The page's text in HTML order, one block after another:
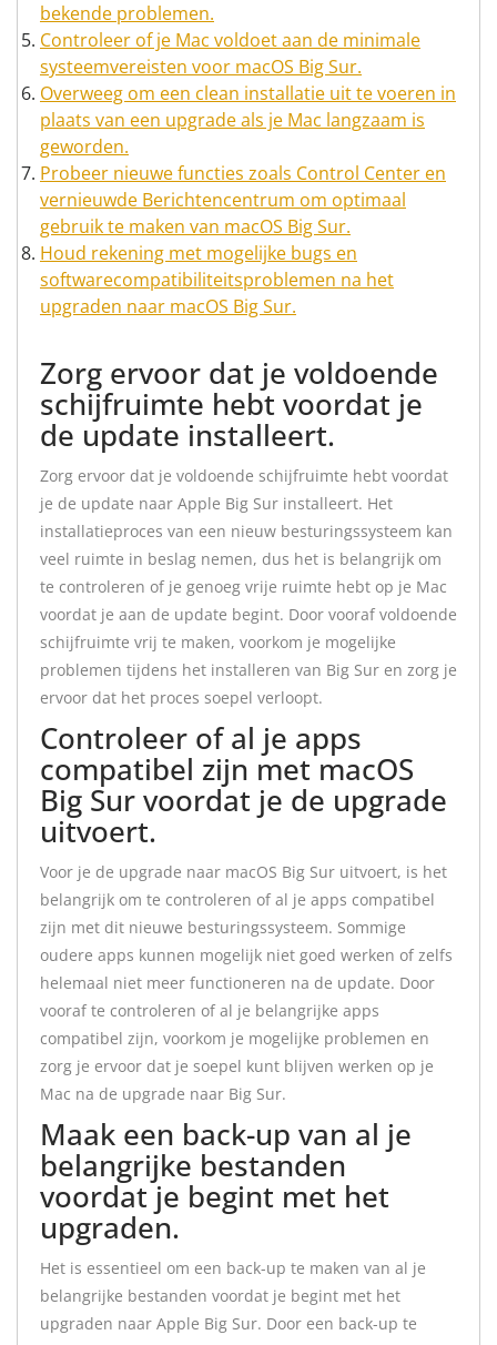
bekende problemen.
Controleer of je Mac voldoet aan de minimale
systeemvereisten voor macOS Big Sur.
Overweeg om een clean installatie uit te voeren in
plaats van een upgrade als je Mac langzaam is
geworden.
Probeer nieuwe functies zoals Control Center en
vernieuwde Berichtencentrum om optimaal
gebruik te maken van macOS Big Sur.
Houd rekening met mogelijke bugs en
softwarecompatibiliteitsproblemen na het
upgraden naar macOS Big Sur.
Zorg ervoor dat je voldoende
schijfruimte hebt voordat je
de update installeert.
Zorg ervoor dat je voldoende schijfruimte hebt voordat
je de update naar Apple Big Sur installeert. Het
installatieproces van een nieuw besturingssysteem kan
veel ruimte in beslag nemen, dus het is belangrijk om
te controleren of je genoeg vrije ruimte hebt op je Mac
voordat je aan de update begint. Door vooraf voldoende
schijfruimte vrij te maken, voorkom je mogelijke
problemen tijdens het installeren van Big Sur en zorg je
ervoor dat het proces soepel verloopt.
Controleer of al je apps
compatibel zijn met macOS
Big Sur voordat je de upgrade
uitvoert.
Voor je de upgrade naar macOS Big Sur uitvoert, is het
belangrijk om te controleren of al je apps compatibel
zijn met dit nieuwe besturingssysteem. Sommige
oudere apps kunnen mogelijk niet goed werken of zelfs
helemaal niet meer functioneren na de update. Door
vooraf te controleren of al je belangrijke apps
compatibel zijn, voorkom je mogelijke problemen en
zorg je ervoor dat je soepel kunt blijven werken op je
Mac na de upgrade naar Big Sur.
Maak een back-up van al je
belangrijke bestanden
voordat je begint met het
upgraden.
Het is essentieel om een back-up te maken van al je
belangrijke bestanden voordat je begint met het
upgraden naar Apple Big Sur. Door een back-up te